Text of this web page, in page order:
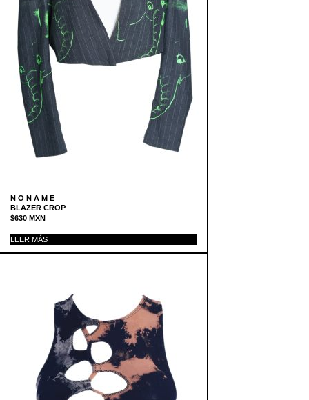
N O N A M E
BLAZER CROP
$630 MXN
LEER MÁS